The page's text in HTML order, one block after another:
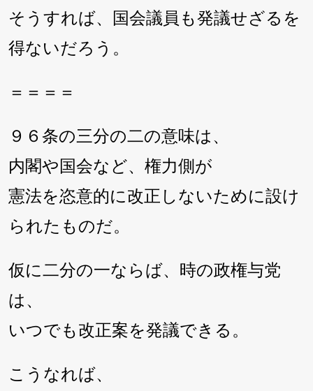
そうすれば、国会議員も発議せざるを
得ないだろう。
＝＝＝＝
９６条の三分の二の意味は、
内閣や国会など、権力側が
憲法を恣意的に改正しないために設け
られたものだ。
仮に二分の一ならば、時の政権与党
は、
いつでも改正案を発議できる。
こうなれば、